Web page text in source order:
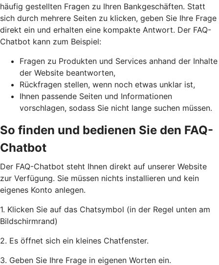
häufig gestellten Fragen zu Ihren Bankgeschäften. Statt
sich durch mehrere Seiten zu klicken, geben Sie Ihre Frage
direkt ein und erhalten eine kompakte Antwort. Der FAQ-
Chatbot kann zum Beispiel:
Fragen zu Produkten und Services anhand der Inhalte
der Website beantworten,
Rückfragen stellen, wenn noch etwas unklar ist,
Ihnen passende Seiten und Informationen
vorschlagen, sodass Sie nicht lange suchen müssen.
So finden und bedienen Sie den FAQ-
Chatbot
Der FAQ-Chatbot steht Ihnen direkt auf unserer Website
zur Verfügung. Sie müssen nichts installieren und kein
eigenes Konto anlegen.
1. Klicken Sie auf das Chatsymbol (in der Regel unten am
Bildschirmrand)
2. Es öffnet sich ein kleines Chatfenster.
3. Geben Sie Ihre Frage in eigenen Worten ein.